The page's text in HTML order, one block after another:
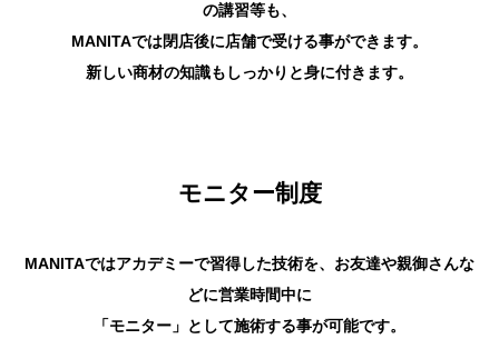
の講習等も、
MANITAでは閉店後に店舗で受ける事ができます。
新しい商材の知識もしっかりと身に付きます。
モニター制度
MANITAではアカデミーで習得した技術を、お友達や親御さんな
どに営業時間中に
「モニター」として施術する事が可能です。